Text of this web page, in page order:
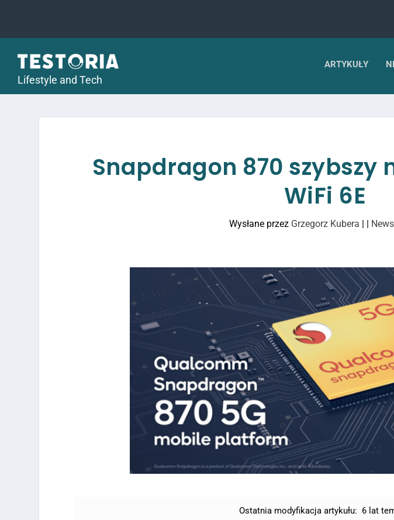
Lifestyle and Tech
ARTYKUŁY
Snapdragon 870 szybszy
WiFi 6E
Wysłane przez Grzegorz Kubera | | News
Ostatnia modyfikacja artykułu: 6 lat